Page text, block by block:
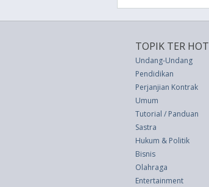
TOPIK TER HOT
Undang-Undang
Pendidikan
Perjanjian Kontrak
Umum
Tutorial / Panduan
Sastra
Hukum & Politik
Bisnis
Olahraga
Entertainment